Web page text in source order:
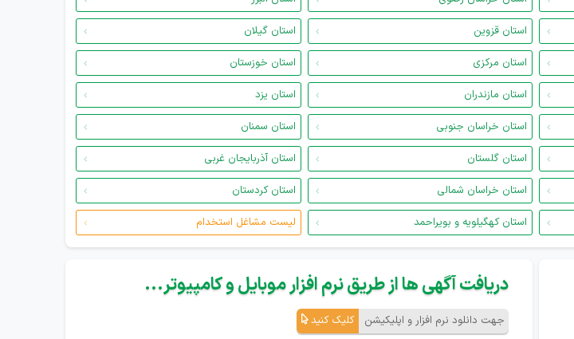
استان قزوین
استان گیلان
استان مرکزی
استان خوزستان
استان مازندران
استان یزد
استان خراسان جنوبی
استان سمنان
استان گلستان
استان آذربایجان غربی
استان خراسان شمالی
استان کردستان
استان کهگیلویه و بویراحمد لیست مشاغل استخدام
دریافت آگهی ها از طریق نرم افزار موبایل و کامپیوتر...
جهت دانلود نرم افزار و اپلیکیشن کلیک کنید